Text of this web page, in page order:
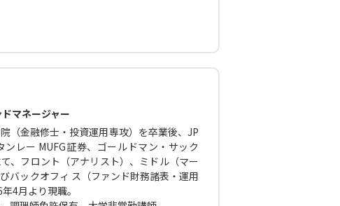
マネージャー
（金融修士・投資運用専攻）を卒業後、JP
レー MUFG証券、ゴールドマン・サック
、フロント（アナリスト）、ミドル（マー
バックオフィ ス（ファンド財務諸表・運用
4月より現職。